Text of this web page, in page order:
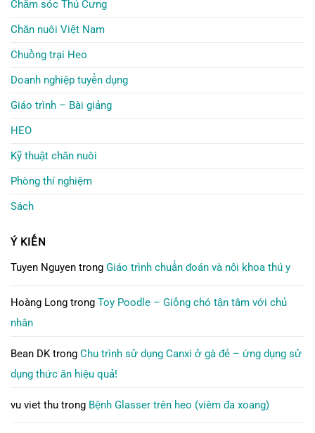
Chăm sóc Thú Cưng
Chăn nuôi Việt Nam
Chuồng trại Heo
Doanh nghiệp tuyển dụng
Giáo trình – Bài giảng
HEO
Kỹ thuật chăn nuôi
Phòng thí nghiệm
Sách
Ý KIẾN
Tuyen Nguyen trong Giáo trình chuẩn đoán và nội khoa thú y
Hoàng Long trong Toy Poodle – Giống chó tận tâm với chủ
nhân
Bean DKtrong Chu trình sử dụng Canxi ở gà đẻ – ứng dụng sử
dụng thức ăn hiệu quả!
vu viet thu trong Bệnh Glasser trên heo (viêm đa xoang)